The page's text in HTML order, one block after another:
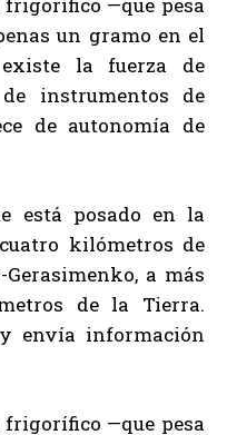
un gramo en el
la fuerza de
instrumentos de
de autonomía de
está posado en la
kilómetros de
a más
de la Tierra.
envía información
—que pesa